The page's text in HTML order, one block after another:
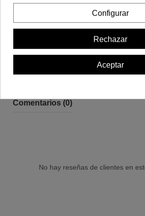
Comentarios (0)
No hay reseñas de clientes en
Configurar
Rechazar
Aceptar